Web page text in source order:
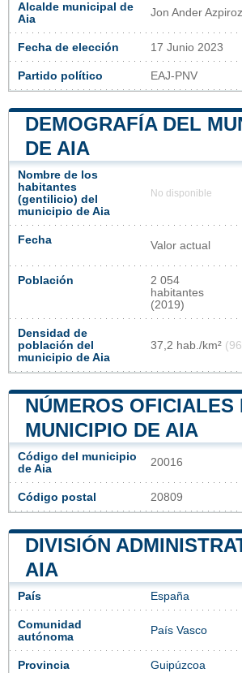
Alcalde municipal de
Aia
Jon Ander
Fecha de elección 17 Junio 2023
Partido político EAJ-PNV
DEMOGRAFÍA DEL
DE AIA
Nombre de los
habitantes
(gentilicio) del
municipio de Aia
No disponible
Fecha Valor actual
Población
2 054
habitantes
(2019)
Densidad de
población del
municipio de Aia
37,2 hab./km²
NÚMEROS OFICIALES
MUNICIPIO DE AIA
Código del municipio
de Aia
20016
Código postal 20809
DIVISIÓN
AIA
País España
Comunidad
autónoma
País Vasco
Provincia Guipúzcoa